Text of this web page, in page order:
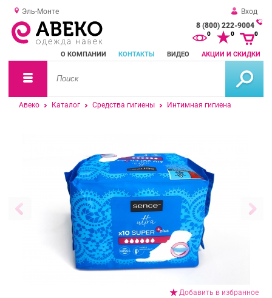
Эль-Монте
Вход
8 (800) 222-9004
О КОМПАНИИ КОНТАКТЫ ВИДЕО АКЦИИ И СКИДКИ
0 0 0
Авеко Каталог Средства гигиены Интимная гигиена
Добавить в избранное